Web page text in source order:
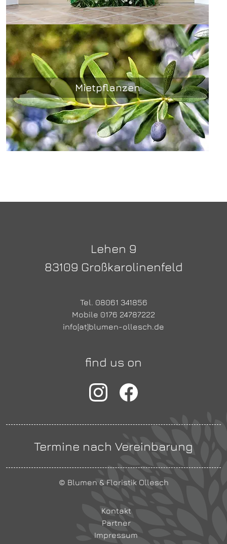
Mietpflanzen
Lehen 9
83109 Großkarolinenfeld
Tel. 08061 341856
Mobile 0176 24787222
info[at]blumen-ollesch.de
find us on
Termine nach Vereinbarung
© Blumen & Floristik Ollesch
Kontakt
Partner
Impressum